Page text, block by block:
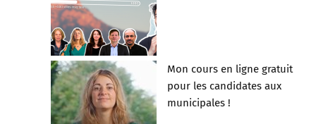
Mon cours en ligne gratuit
pour les candidates aux
municipales !